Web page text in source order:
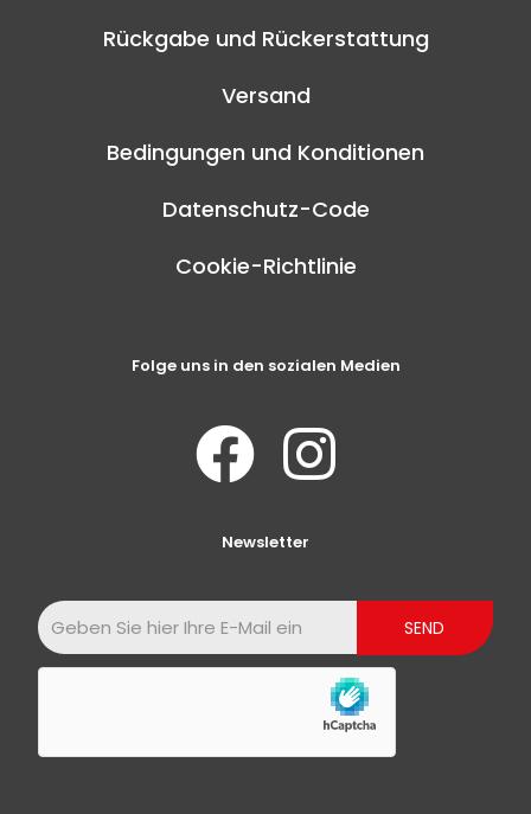
Rückgabe und Rückerstattung
Versand
Bedingungen und Konditionen
Datenschutz-Code
Cookie-Richtlinie
Folge uns in den sozialen Medien
Newsletter